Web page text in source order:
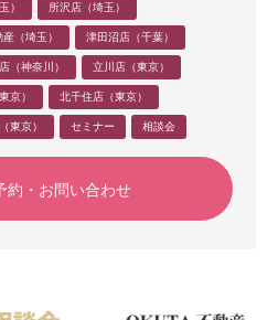
） 所沢店（埼玉）
（埼玉） 津田沼店（千葉）
（神奈川） 立川店（東京）
京） 北千住店（東京）
東京） セミナー 相談会
約・お問い合わせ